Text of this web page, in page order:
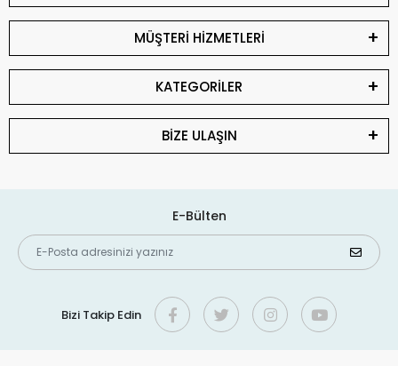
MÜŞTERİ HİZMETLERİ
KATEGORİLER
BİZE ULAŞIN
E-Bülten
Bizi Takip Edin